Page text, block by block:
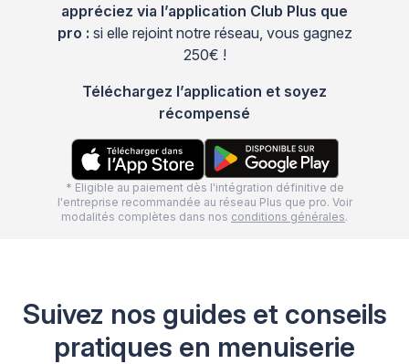
appréciez via l’application Club Plus que
pro : si elle rejoint notre réseau, vous gagnez
250€ !
Téléchargez l’application et soyez
récompensé
* Eligible au paiement dès l'intégration définitive de
l'entreprise recommandée au réseau Plus que pro. Voir
modalités complètes dans nos conditions générales.
Suivez nos guides et conseils
pratiques en menuiserie